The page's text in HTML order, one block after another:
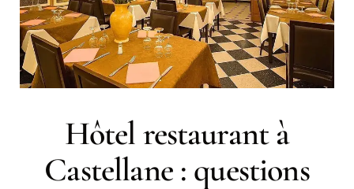
Hôtel restaurant à
Castellane : questions